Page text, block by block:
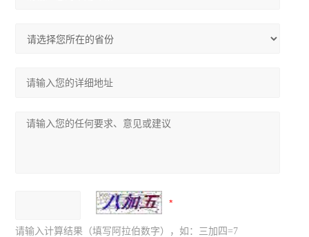
请输入计算结果（填写阿拉伯数字），如：三加四=7